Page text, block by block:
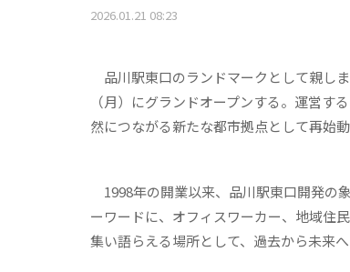
2026.01.21 08:23
品川駅東口のランドマークとして親し
（月）にグランドオープンする。運営
然につながる新たな都市拠点として再始動
1998年の開業以来、品川駅東口開発の
ーワードに、オフィスワーカー、地域住
集い語らえる場所として、過去から未来